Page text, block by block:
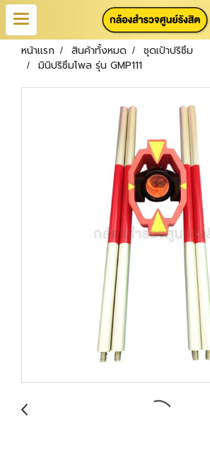
หน้าแรก สินค้าทั้งหมด
ชุดเป้าปริซึม
มินิปริซึมโพล รุ่น GMP111